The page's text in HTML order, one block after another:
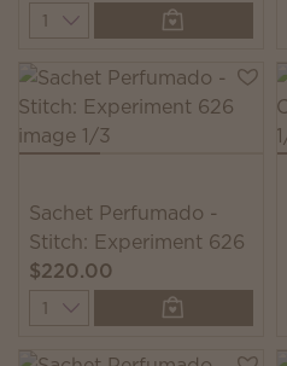
Quantity
Sachet Perfumado -
Stitch: Experiment 626
$220.00
Quantity